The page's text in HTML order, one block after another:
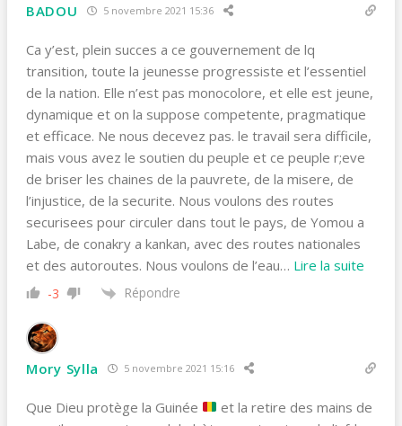
BADOU 5 novembre 2021 15:36
Ca y’est, plein succes a ce gouvernement de lq
transition, toute la jeunesse progressiste et l’essentiel
de la nation. Elle n’est pas monocolore, et elle est jeune,
dynamique et on la suppose competente, pragmatique
et efficace. Ne nous decevez pas. le travail sera difficile,
mais vous avez le soutien du peuple et ce peuple r;eve
de briser les chaines de la pauvrete, de la misere, de
l’injustice, de la securite. Nous voulons des routes
securisees pour circuler dans tout le pays, de Yomou a
Labe, de conakry a kankan, avec des routes nationales
et des autoroutes. Nous voulons de l’eau… Lire la suite
-3 Répondre
Mory Sylla 5 novembre 2021 15:16
Que Dieu protège la Guinée
et la retire des mains de